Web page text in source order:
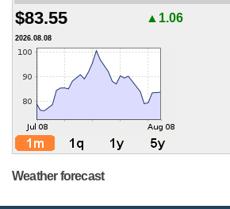
$83.55 ▲1.06
2026.08.08
Weather forecast